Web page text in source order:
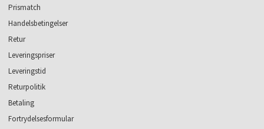
Prismatch
Handelsbetingelser
Retur
Leveringspriser
Leveringstid
Returpolitik
Betaling
Fortrydelsesformular